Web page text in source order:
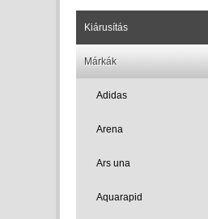
Kiárusítás
Márkák
Adidas
Arena
Ars una
Aquarapid